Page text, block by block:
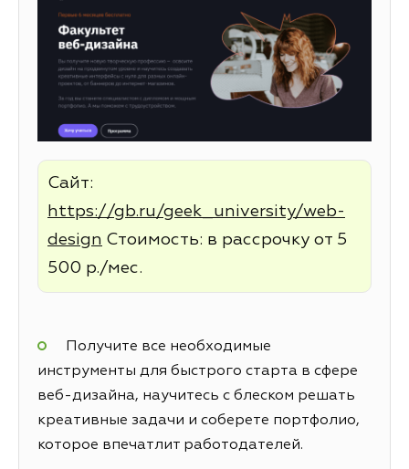
Сайт:
https://gb.ru/geek_university/web-
design Стоимость: в рассрочку от 5
500 р./мес.
Получите все необходимые
инструменты для быстрого старта в сфере
веб-дизайна, научитесь с блеском решать
креативные задачи и соберете портфолио,
которое впечатлит работодателей.